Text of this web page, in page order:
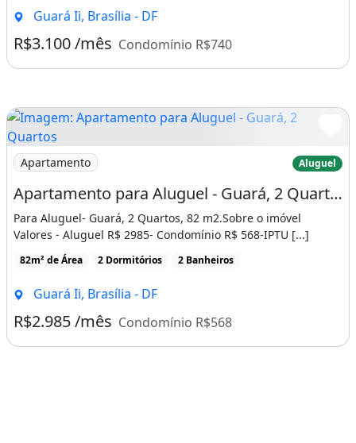
Guará Ii, Brasília - DF
R$3.100 /mês Condomínio R$740
Imagem: Apartamento para Aluguel - Guará, 2 Quartos
Apartamento Aluguel
Apartamento para Aluguel - Guará, 2 Quartos, 82 M2
Para Aluguel- Guará, 2 Quartos, 82 m2.Sobre o imóvel
Valores - Aluguel R$ 2985- Condomínio R$ 568-IPTU [...]
82m² de Área 2 Dormitórios 2 Banheiros
Guará Ii, Brasília - DF
R$2.985 /mês Condomínio R$568